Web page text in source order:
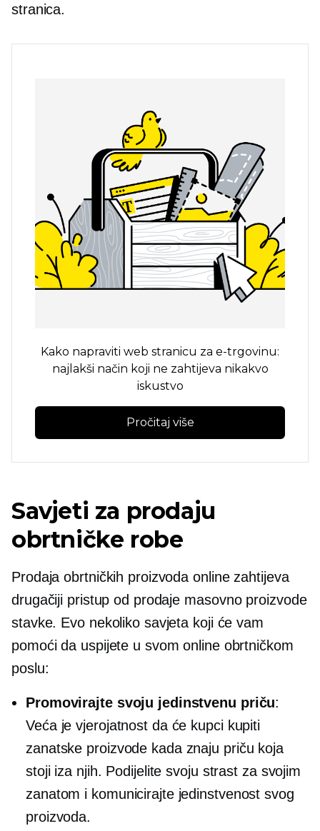
stranica.
Kako napraviti web stranicu za e-trgovinu:
najlakši način koji ne zahtijeva nikakvo
iskustvo
Pročitaj više
Savjeti za prodaju
obrtničke robe
Prodaja obrtničkih proizvoda online zahtijeva
drugačiji pristup od prodaje masovno proizvode
stavke. Evo nekoliko savjeta koji će vam
pomoći da uspijete u svom online obrtničkom
poslu:
Promovirajte svoju jedinstvenu priču:
Veća je vjerojatnost da će kupci kupiti
zanatske proizvode kada znaju priču koja
stoji iza njih. Podijelite svoju strast za svojim
zanatom i komunicirajte jedinstvenost svog
proizvoda.